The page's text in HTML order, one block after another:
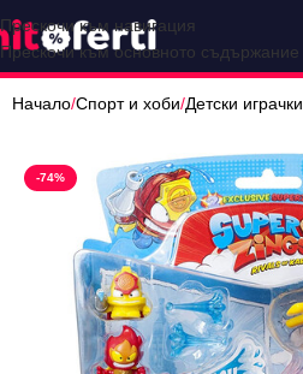
Прескочи към навигация
Прескочи към основното съдържание
Начало/Спорт и хоби/Детски играчки
-74%